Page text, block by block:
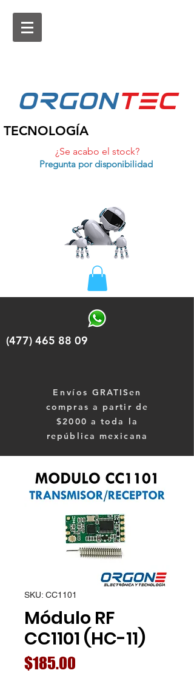
ORGONtEc
TECNOLOGÍA
¿Se acabo el stock?
Pregunta por disponibilidad
(477) 465 88 09
Envíos GRATISen
compras a partir de
$2000 a toda la
república mexicana
SKU: CC1101
Módulo RF
CC1101 (HC-11)
$185.00